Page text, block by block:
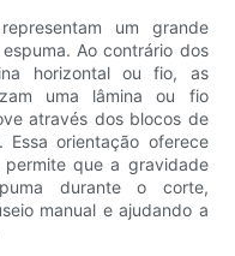
um grande
Ao contrário dos
horizontal ou fio, as
uma lâmina ou fio
através dos blocos de
Essa orientação oferece
permite que a gravidade
durante o corte,
manual e ajudando a